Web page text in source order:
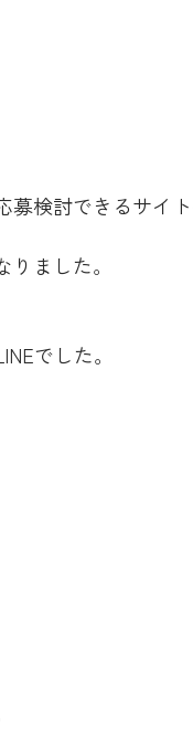
検討できるサイ
ました。
でした。